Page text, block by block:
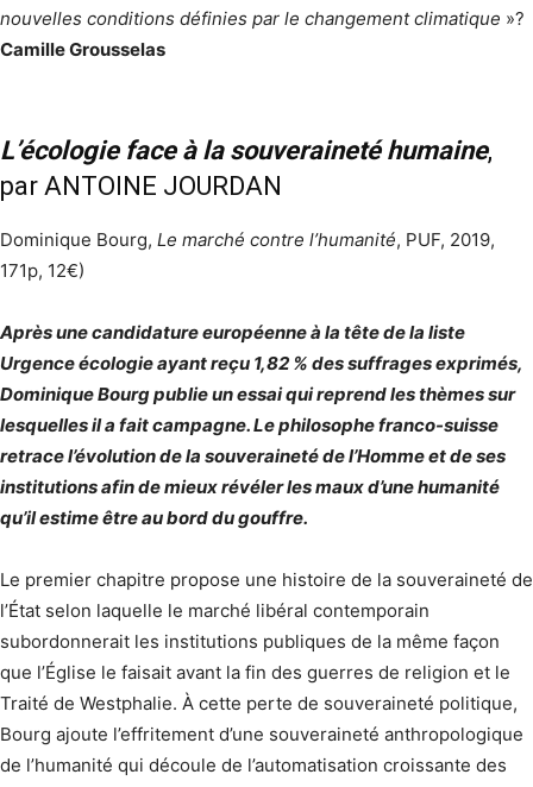
nouvelles conditions définies par le changement climatique »?
Camille Grousselas
L’écologie face à la souveraineté humaine,
par ANTOINE JOURDAN
Dominique Bourg, Le marché contre l’humanité, PUF, 2019,
171p, 12€)
Après une candidature européenne à la tête de la liste
Urgence écologie ayant reçu 1,82 % des suffrages exprimés,
Dominique Bourg publie un essai qui reprend les thèmes sur
lesquelles il a fait campagne. Le philosophe franco-suisse
retrace l’évolution de la souveraineté de l’Homme et de ses
institutions afin de mieux révéler les maux d’une humanité
qu’il estime être au bord du gouffre.
Le premier chapitre propose une histoire de la souveraineté de
l’État selon laquelle le marché libéral contemporain
subordonnerait les institutions publiques de la même façon
que l’Église le faisait avant la fin des guerres de religion et le
Traité de Westphalie. À cette perte de souveraineté politique,
Bourg ajoute l’effritement d’une souveraineté anthropologique
de l’humanité qui découle de l’automatisation croissante des